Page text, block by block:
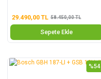
29.490,00 TL 58.450,00 TL
Sepete Ekle
%54